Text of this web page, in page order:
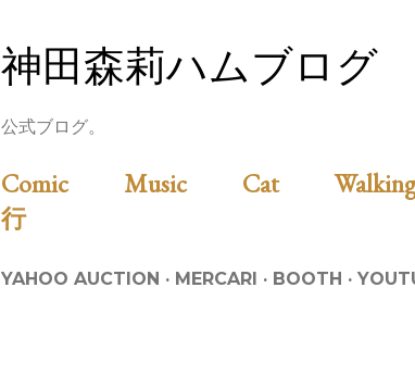
神田森莉ハムブログ
公式ブログ。
Comic Music Cat
行
YAHOO AUCTION MERCARI BOOTH